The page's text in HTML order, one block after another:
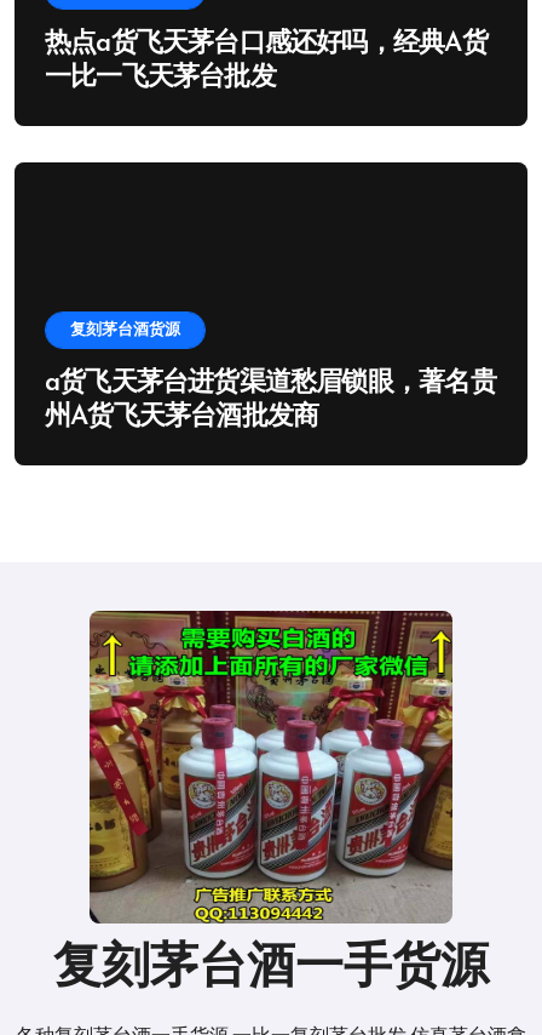
热点a货飞天茅台口感还好吗，经典A货
一比一飞天茅台批发
复刻茅台酒货源
a货飞天茅台进货渠道愁眉锁眼，著名贵
州A货飞天茅台酒批发商
复刻茅台酒一手货源